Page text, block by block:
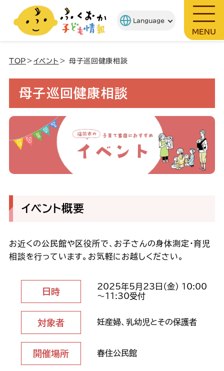
MENU
TOP ＞ イベント ＞ 母子巡回健康相談
母子巡回健康相談
イベント概要
お近くの公民館や区役所で、お子さんの身体測定・育児
相談を行っています。お気軽にお越しください。
日時
2025年5月23日（金） 10:00
～11:30受付
対象者 妊産婦、乳幼児とその保護者
開催場所 春住公民館